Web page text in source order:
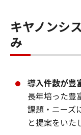
キヤノンシ
み
導入件数が豊
長年培った豊
課題・ニーズ
と提案をいた